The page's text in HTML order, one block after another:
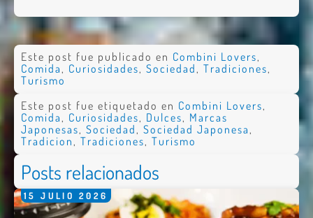
Este post fue publicado en Combini Lovers,
Comida, Curiosidades, Sociedad, Tradiciones,
Turismo
Este post fue etiquetado en Combini Lovers,
Comida, Curiosidades, Dulces, Marcas
Japonesas, Sociedad, Sociedad Japonesa,
Tradicion, Tradiciones, Turismo
Posts relacionados
15 JULIO 2026